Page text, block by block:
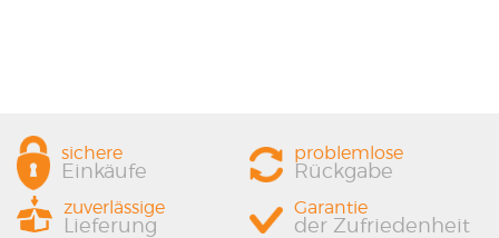
sichere
Einkäufe
problemlose
Rückgabe
zuverlässige
Lieferung
Garantie
der Zufriedenheit